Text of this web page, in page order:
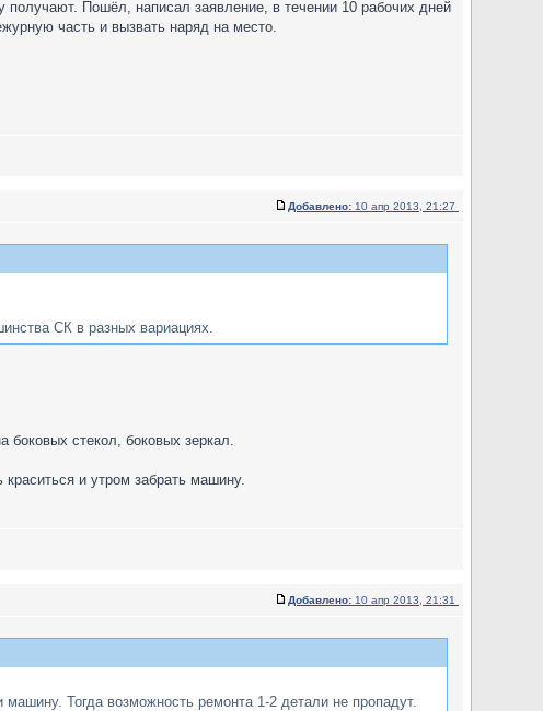
Пошёл, написал заявление, в течении 10 рабочих дней
часть и вызвать наряд на место.
Добавлено: 10 апр 2013, 21:27
СК в разных вариациях.
боковых стекол, боковых зеркал.
и утром забрать машину.
Добавлено: 10 апр 2013, 21:31
Тогда возможность ремонта 1-2 детали не пропадут.